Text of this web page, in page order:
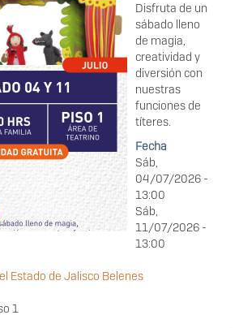
Disfruta de un
sábado lleno
de magia,
creatividad y
diversión con
nuestras
funciones de
títeres.
Fecha
Sáb,
04/07/2026 -
13:00
Sáb,
11/07/2026 -
13:00
Estado de Jalisco Belenes
1